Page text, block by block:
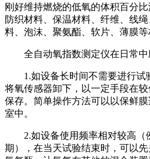
刚好维持燃烧的低氧的体积百分
防织材料、保温材料、纤维、线
料、泡沫、聚氨酯、软片、薄膜等
全自动氧指数测定仪在日常中
1.如设备长时间不需要进行试
将氧传感器卸下，以一定手段在
保存。简单操作方法可以以保鲜
室中。
2.如设备使用频率相对较高（
期），在当天试验结束时，可以